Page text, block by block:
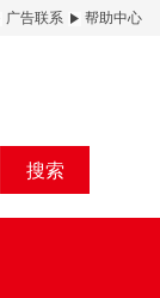
广告联系 帮助中心
搜索